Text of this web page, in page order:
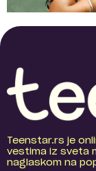
Teenstar.rs je
vestima iz sveta
naglaskom na